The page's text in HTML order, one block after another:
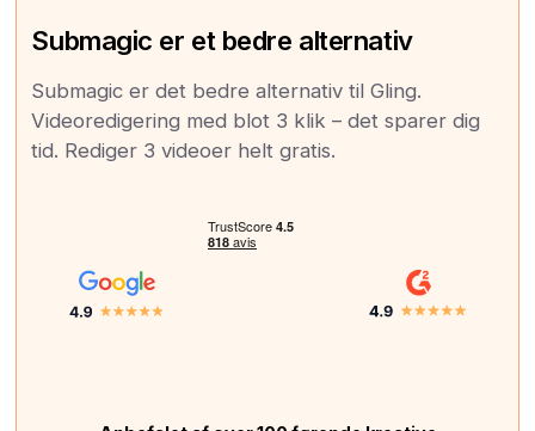
Submagic er et bedre alternativ
Submagic er det bedre alternativ til Gling.
Videoredigering med blot 3 klik – det sparer dig
tid. Rediger 3 videoer helt gratis.